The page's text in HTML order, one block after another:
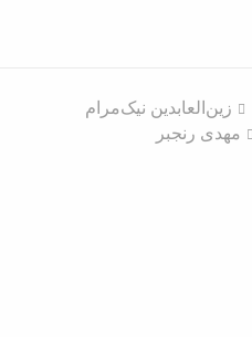
زین‌العابدین نیک‌مرام
مهدی رنجبر